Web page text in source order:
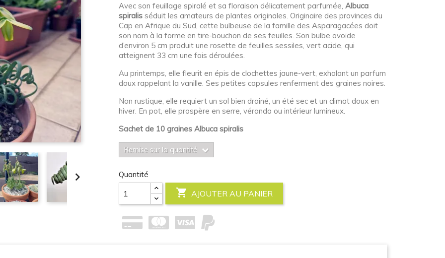

Avec son feuillage spiralé et sa floraison délicatement parfumée, Albuca
spiralis séduit les amateurs de plantes originales. Originaire des provinces du
Cap en Afrique du Sud, cette bulbeuse de la famille des Asparagacées doit
son nom à la forme en tire-bouchon de ses feuilles. Son bulbe ovoïde
d’environ 5 cm produit une rosette de feuilles sessiles, vert acide, qui
atteignent 33 cm une fois déroulées.
Au printemps, elle fleurit en épis de clochettes jaune-vert, exhalant un parfum
doux rappelant la vanille. Ses petites capsules renferment des graines noires.
Non rustique, elle requiert un sol bien drainé, un été sec et un climat doux en
hiver. En pot, elle prospère en serre, véranda ou intérieur lumineux.
Sachet de 10 graines Albuca spiralis
Remise sur la quantité
Quantité
 AJOUTER AU PANIER